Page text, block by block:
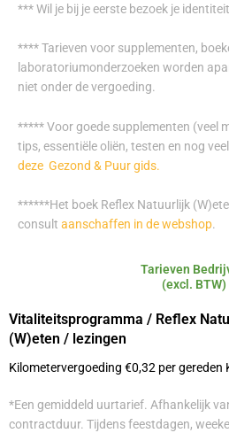
*** Wil je bij je eerste bezoek je
**** Tarieven voor supplementen,
laboratoriumonderzoeken worden
niet onder de vergoeding.
***** Voor goede supplementen (veel
tips, essentiële oliën, testen en nog
deze Gezond & Puur gids.
******Het boek Reflex Natuurlijk
consult aanschaffen in de webshop.
Tarieven
(excl. BTW)
Vitaliteitsprogramma / Reflex
(W)eten / lezingen
Kilometervergoeding €0,32 per gereden
*Een gemiddeld uurtarief. Afhankelijk
contractduur. Tijdens feestdagen,